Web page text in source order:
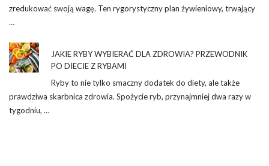
zredukować swoją wagę. Ten rygorystyczny plan żywieniowy, trwający
…
JAKIE RYBY WYBIERAĆ DLA ZDROWIA? PRZEWODNIK
PO DIECIE Z RYBAMI
Ryby to nie tylko smaczny dodatek do diety, ale także
prawdziwa skarbnica zdrowia. Spożycie ryb, przynajmniej dwa razy w
tygodniu, …